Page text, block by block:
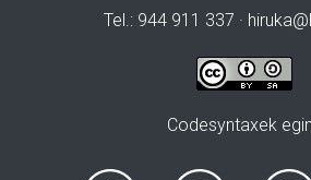
Tel.: 944 911 337 ·
Codesyntaxek